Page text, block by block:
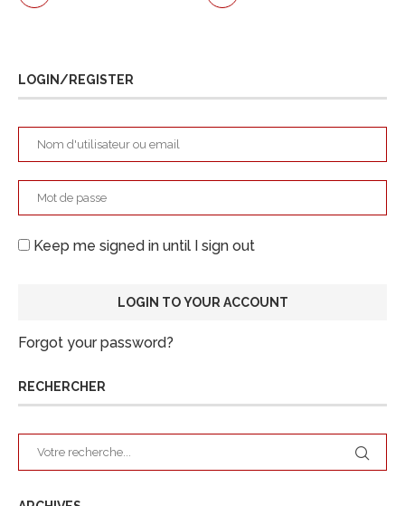
LOGIN/REGISTER
Keep me signed in until I sign out
Forgot your password?
RECHERCHER